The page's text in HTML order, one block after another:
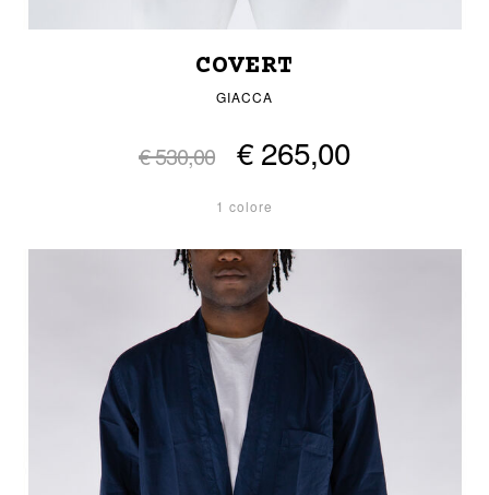
COVERT
GIACCA
€ 530,00 € 265,00
1 colore